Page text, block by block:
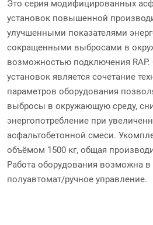
Это серия модифицированных
установок повышенной
улучшенными показателями
сокращенными выбросами в
возможностью подключения
установок является сочетание
параметров оборудования
выбросы в окружающую среду,
энергопотребление при
асфальтобетонной смеси.
объёмом 1500 кг, общая
Работа оборудования возможна
полуавтомат/ручное управление.